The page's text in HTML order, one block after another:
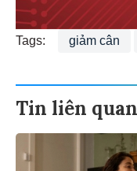
Tags: giảm cân
Tin liên quan